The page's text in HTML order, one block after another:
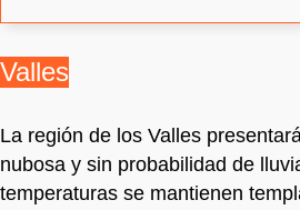
Valles
La región de los Valles
nubosa y sin probabilidad de
temperaturas se mantienen